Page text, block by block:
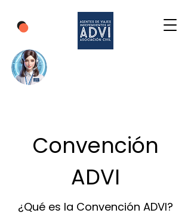
Convención
ADVI
¿Qué es la Convención ADVI?